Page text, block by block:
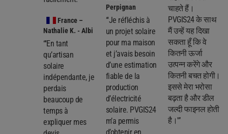
France –
Nathalie K. - Albi
“'En tant
qu’artisan
solaire
indépendante, je
perdais
beaucoup de
temps à
expliquer mes
Perpignan
“'Je réfléchis à
un projet solaire
pour ma maison
et j’avais besoin
d’une estimation
fiable de la
production
d’électricité
solaire. PVGIS24
m’a permis
चाहते हैं।
PVGIS24 के साथ
मैं उन्हें यह दिखा
सकता हूँ कि वे
कितनी ऊर्जा
उत्पन्न करेंगे और
कितनी बचत होगी।
इससे मेरा भरोसा
बढ़ता है और डील
जल्दी फाइनल होती
है।'”